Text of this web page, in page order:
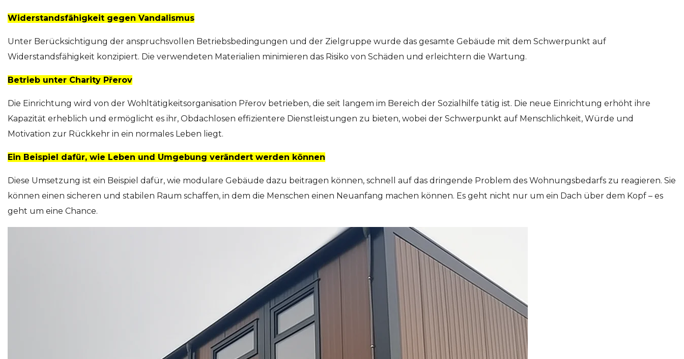
Widerstandsfähigkeit gegen Vandalismus
Unter Berücksichtigung der anspruchsvollen Betriebsbedingungen und der Zielgruppe wurde das gesamte Gebäude mit dem Schwerpunkt auf
Widerstandsfähigkeit konzipiert. Die verwendeten Materialien minimieren das Risiko von Schäden und erleichtern die Wartung.
Betrieb unter Charity Přerov
Die Einrichtung wird von der Wohltätigkeitsorganisation Přerov betrieben, die seit langem im Bereich der Sozialhilfe tätig ist. Die neue Einrichtung erhöht ihre
Kapazität erheblich und ermöglicht es ihr, Obdachlosen effizientere Dienstleistungen zu bieten, wobei der Schwerpunkt auf Menschlichkeit, Würde und
Motivation zur Rückkehr in ein normales Leben liegt.
Ein Beispiel dafür, wie Leben und Umgebung verändert werden können
Diese Umsetzung ist ein Beispiel dafür, wie modulare Gebäude dazu beitragen können, schnell auf das dringende Problem des Wohnungsbedarfs zu reagieren. Sie
können einen sicheren und stabilen Raum schaffen, in dem die Menschen einen Neuanfang machen können. Es geht nicht nur um ein Dach über dem Kopf – es
geht um eine Chance.